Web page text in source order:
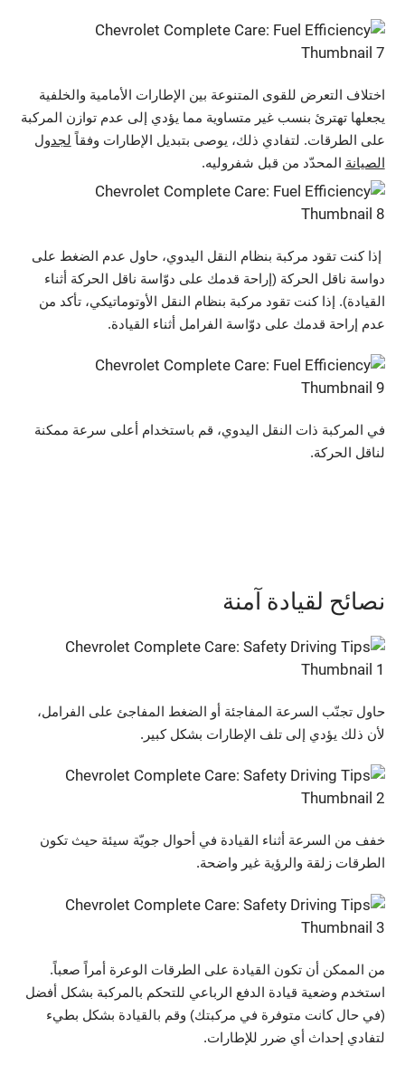
اختلاف التعرض للقوى المتنوعة بين الإطارات الأمامية والخلفية
يجعلها تهترئ بنسب غير متساوية مما يؤدي إلى عدم توازن المركبة
على الطرقات. لتفادي ذلك، يوصى بتبديل الإطارات وفقاًلجدول
الصيانةالمحدّد من قبل شفروليه.
إذا كنت تقود مركبة بنظام النقل اليدوي، حاول عدم الضغط على
دواسة ناقل الحركة (إراحة قدمك على دوّاسة ناقل الحركة أثناء
القيادة). إذا كنت تقود مركبة بنظام النقل الأوتوماتيكي، تأكد من
عدم إراحة قدمك على دوّاسة الفرامل أثناء القيادة.
في المركبة ذات النقل اليدوي، قم باستخدام أعلى سرعة ممكنة
لناقل الحركة.
نصائح لقيادة آمنة
حاول تجنّب السرعة المفاجئة أو الضغط المفاجئ على الفرامل،
لأن ذلك يؤدي إلى تلف الإطارات بشكل كبير.
خفف من السرعة أثناء القيادة في أحوال جويّة سيئة حيث تكون
الطرقات زلقة والرؤية غير واضحة.
من الممكن أن تكون القيادة على الطرقات الوعرة أمراً صعباً.
استخدم وضعية قيادة الدفع الرباعي للتحكم بالمركبة بشكل أفضل
(في حال كانت متوفرة في مركبتك) وقم بالقيادة بشكل بطيء
لتفادي إحداث أي ضرر للإطارات.